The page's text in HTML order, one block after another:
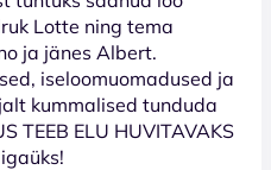
Lotte ning tema
ja jänes Albert.
iseloomuomadused ja
kummalised tunduda
TEEB ELU HUVITAVAKS